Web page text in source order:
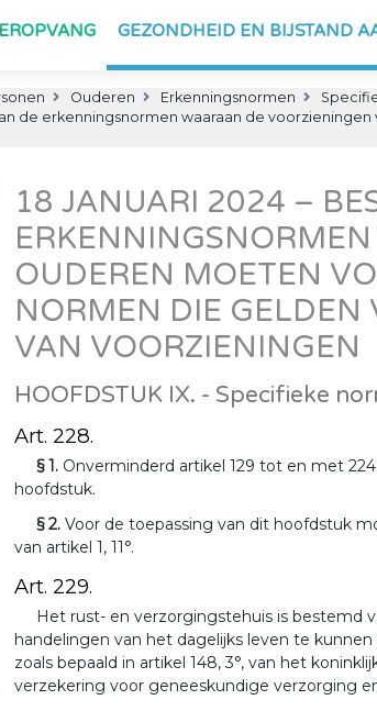
GEZONDHEID EN BIJSTAND
Ouderen Erkenningsnormen
van de erkenningsnormen waaraan de
18 JANUARI 2024 –
OUDEREN MOETEN
NORMEN DIE GELDEN
VAN VOORZIENINGEN
HOOFDSTUK IX. - Specifieke
Art. 228.
§ 1. Onverminderd artikel 129 tot en met
hoofdstuk.
§ 2. Voor de toepassing van dit hoofdstuk
van artikel 1, 11°.
Art. 229.
Het rust- en verzorgingstehuis is bestemd
handelingen van het dagelijks leven te
zoals bepaald in artikel 148, 3°, van het
verzekering voor geneeskundige verzorging